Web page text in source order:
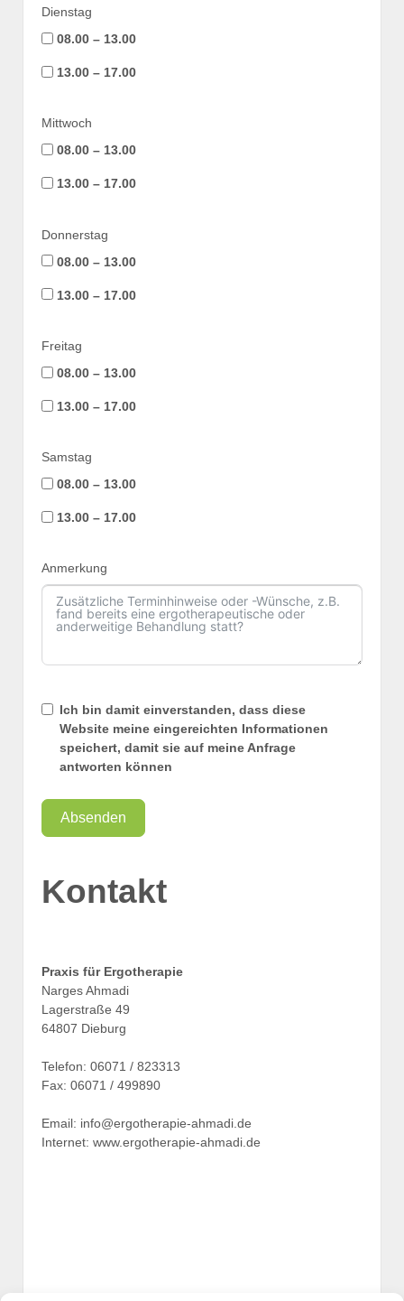
Dienstag
08.00 – 13.00
13.00 – 17.00
Mittwoch
08.00 – 13.00
13.00 – 17.00
Donnerstag
08.00 – 13.00
13.00 – 17.00
Freitag
08.00 – 13.00
13.00 – 17.00
Samstag
08.00 – 13.00
13.00 – 17.00
Anmerkung
Ich bin damit einverstanden, dass diese
Website meine eingereichten Informationen
speichert, damit sie auf meine Anfrage
antworten können
Absenden
Kontakt
Praxis für Ergotherapie
Narges Ahmadi
Lagerstraße 49
64807 Dieburg
Telefon: 06071 / 823313
Fax: 06071 / 499890
Email: info@ergotherapie-ahmadi.de
Internet: www.ergotherapie-ahmadi.de